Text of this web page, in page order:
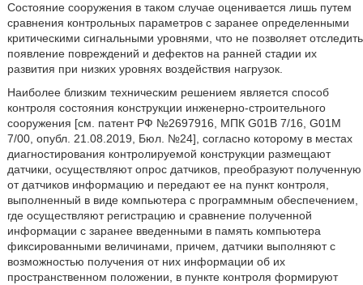
Состояние сооружения в таком случае оценивается лишь путем
сравнения контрольных параметров с заранее определенными
критическими сигнальными уровнями, что не позволяет отследить
появление повреждений и дефектов на ранней стадии их
развития при низких уровнях воздействия нагрузок.
Наиболее близким техническим решением является способ
контроля состояния конструкции инженерно-строительного
сооружения [см. патент РФ №2697916, МПК G01B 7/16, G01M
7/00, опубл. 21.08.2019, Бюл. №24], согласно которому в местах
диагностирования контролируемой конструкции размещают
датчики, осуществляют опрос датчиков, преобразуют полученную
от датчиков информацию и передают ее на пункт контроля,
выполненный в виде компьютера с программным обеспечением,
где осуществляют регистрацию и сравнение полученной
информации с заранее введенными в память компьютера
фиксированными величинами, причем, датчики выполняют с
возможностью получения от них информации об их
пространственном положении, в пункте контроля формируют